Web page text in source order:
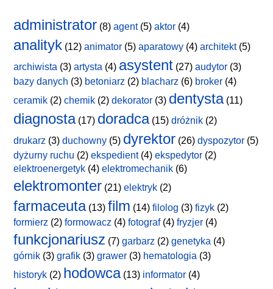
administrator (8) agent(5) aktor (4)
analityk (12) animator (5) aparatowy (4) architekt(5)
archiwista (3) artysta (4) asystent (27) audytor (3)
bazy danych (3) betoniarz (2) blacharz (6) broker (4)
ceramik (2) chemik (2) dekorator (3) dentysta(11)
diagnosta(17) doradca(15) dróżnik (2)
drukarz (3) duchowny (5) dyrektor (26) dyspozytor (5)
dyżurny ruchu (2) ekspedient(4) ekspedytor (2)
elektroenergetyk (4) elektromechanik (6)
elektromonter (21) elektryk (2)
farmaceuta(13) film (14) filolog (3) fizyk (2)
formierz (2) formowacz (4) fotograf(4) fryzjer (4)
funkcjonariusz (7) garbarz (2) genetyka (4)
górnik (3) grafik (3) grawer (3) hematologia (3)
historyk (2) hodowca(13) informator (4)